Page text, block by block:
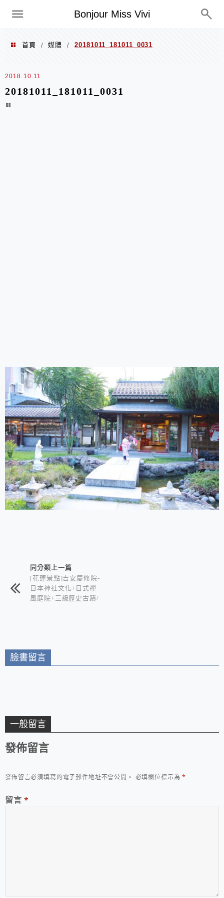
Bonjour Miss Vivi
選單
首頁 / 媒體 / 20181011_181011_0031
2018.10.11
20181011_181011_0031
相連文章同分類上一篇
[花蓮景點]吉安慶修院-
日本神社文化+日式禪
風庭院+三級歷史古蹟/
臉書留言
一般留言
發佈留言
發佈留言必須填寫的電子郵件地址不會公開。 必填欄位標示為*
留言 *